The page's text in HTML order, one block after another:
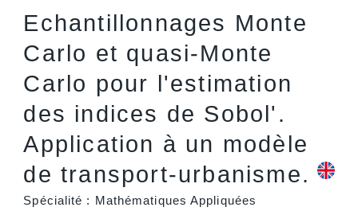
Echantillonnages Monte
Carlo et quasi-Monte
Carlo pour l'estimation
des indices de Sobol'.
Application à un modèle
de transport-urbanisme.
Spécialité : Mathématiques Appliquées